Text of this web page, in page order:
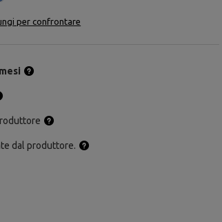
per confrontare
dal produttore.